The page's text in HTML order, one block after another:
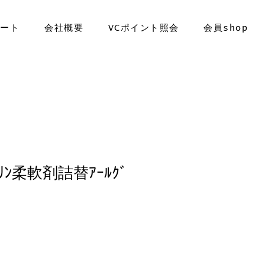
ト 会社概要 VCポイント照会 会員shop
柔軟剤詰替ｱｰﾙｸﾞ